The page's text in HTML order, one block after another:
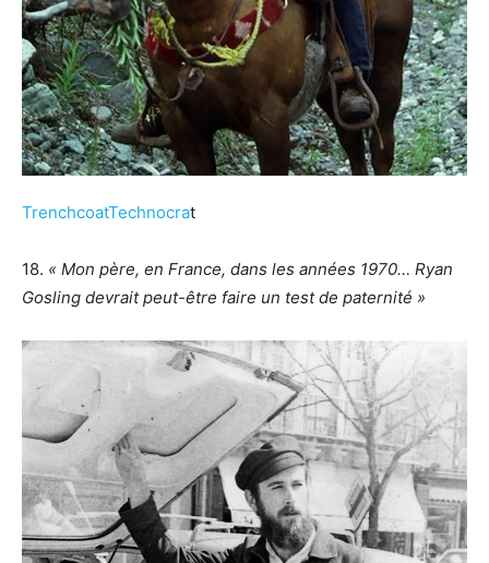
TrenchcoatTechnocrat
18. « Mon père, en France, dans les années 1970… Ryan
Gosling devrait peut-être faire un test de paternité »